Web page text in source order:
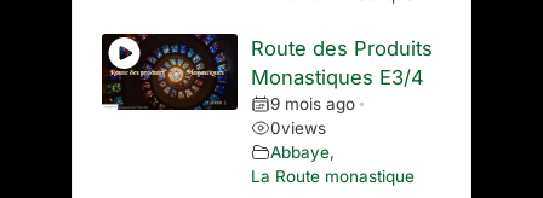
Route des Produits
Monastiques E3/4
9 mois ago •
0views
Abbaye,
La Route monastique